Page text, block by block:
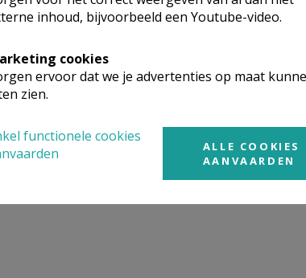
gevonden wat je zocht? Hier vind je links naar
in of nabijBekkevoort - Wersbeek
inhoud, bijvoorbeeld een Youtube-video.
cookies
ervoor dat we je advertenties op maat
zien.
functionele cookies
ALLE COOKIES
AANVAARDEN